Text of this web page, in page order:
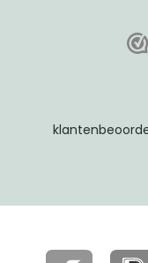
WebwinkelKeur